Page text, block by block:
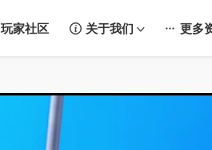
玩家社区 关于我们 更多